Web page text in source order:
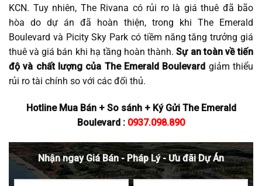
KCN. Tuy nhiên, The Rivana có rủi ro là giá thuê đã bão
hòa do dự án đã hoàn thiện, trong khi The Emerald
Boulevard và Picity Sky Park có tiềm năng tăng trưởng giá
thuê và giá bán khi hạ tầng hoàn thành.Sự an toàn về tiến
độ và chất lượng của The Emerald Boulevard giảm thiểu
rủi ro tài chính so với các đối thủ.
Hotline Mua Bán + So sánh + Ký Gửi The Emerald
Boulevard : 0937.098.890
Nhận ngay Giá Bán - Pháp Lý - Ưu đãi Dự Án